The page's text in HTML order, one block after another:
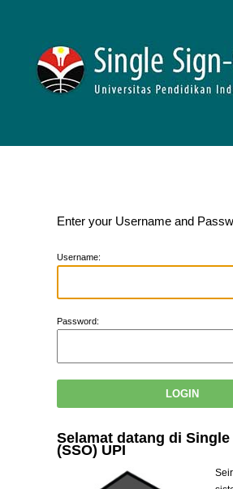
Enter your Username and
Username:
Password:
Selamat datang di Single
(SSO) UPI